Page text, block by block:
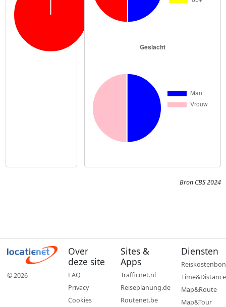
Bron CBS 2024
© 2026
Over
deze site
FAQ
Privacy
Cookies
Sites &
Apps
Trafficnet.nl
Reiseplanung.de
Routenet.be
Diensten
Reiskostenbon
Time&Distance
Map&Route
Map&Tour